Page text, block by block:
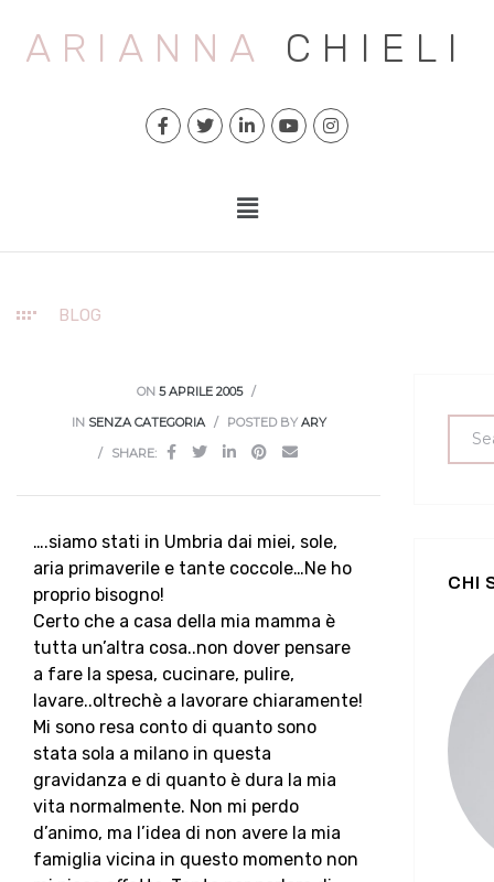
ARIANNA CHIELI
BLOG
ON 5 APRILE 2005
IN SENZA CATEGORIA POSTED BY ARY
SHARE:
….siamo stati in Umbria dai miei, sole,
aria primaverile e tante coccole…Ne ho
proprio bisogno!
Certo che a casa della mia mamma è
tutta un’altra cosa..non dover pensare
a fare la spesa, cucinare, pulire,
lavare..oltrechè a lavorare chiaramente!
Mi sono resa conto di quanto sono
stata sola a milano in questa
gravidanza e di quanto è dura la mia
vita normalmente. Non mi perdo
d’animo, ma l’idea di non avere la mia
famiglia vicina in questo momento non
CHI